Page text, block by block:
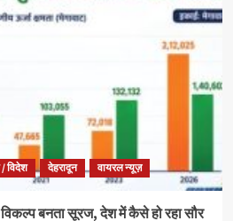
विदेश देहरादून वायरल न्यूज़
बनता सूरज, देश में कैसे हो रहा सौर